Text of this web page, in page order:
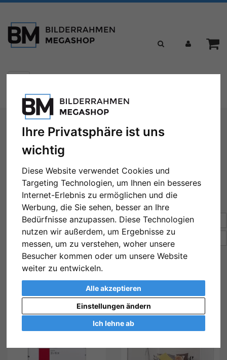
Ihre Privatsphäre ist uns
wichtig
Diese Website verwendet Cookies und
Targeting Technologien, um Ihnen ein besseres
Internet-Erlebnis zu ermöglichen und die
Werbung, die Sie sehen, besser an Ihre
Bedürfnisse anzupassen. Diese Technologien
nutzen wir außerdem, um Ergebnisse zu
messen, um zu verstehen, woher unsere
Besucher kommen oder um unsere Website
weiter zu entwickeln.
Alle akzeptieren
Ich lehne ab
Einstellungen ändern
Sie sind hier: Formate 28x35 cm
28x35 cm
← Zurück 2 3 Weiter →
Sortierung:Preis
Artikel pro Seite